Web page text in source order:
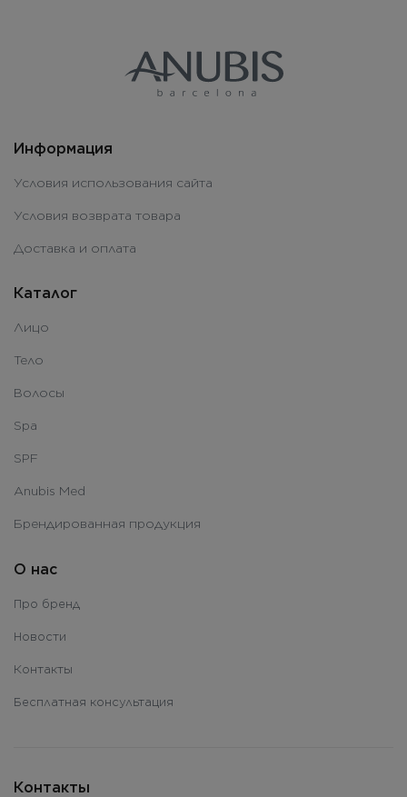
Информация
Условия использования сайта
Условия возврата товара
Доставка и оплата
Каталог
Лицо
Тело
Волосы
Spa
SPF
Anubis Med
Брендированная продукция
О нас
Про бренд
Новости
Контакты
Бесплатная консультация
Контакты